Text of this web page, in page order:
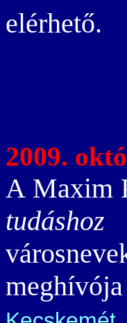
elérhető.
2009.
A Maxim
tudáshoz